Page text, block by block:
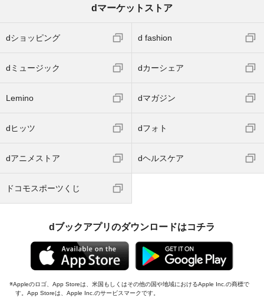
dマーケットストア
dショッピング d fashion
dミュージック dカーシェア
Lemino dマガジン
dヒッツ dフォト
dアニメストア dヘルスケア
ドコモスポーツくじ
dブックアプリのダウンロードはコチラ
Appleのロゴ、App Storeは、米国もしくはその他の国や地域におけるApple Inc.の商標で
す。App Storeは、Apple Inc.のサービスマークです。